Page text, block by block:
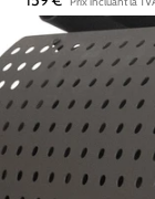
régulier